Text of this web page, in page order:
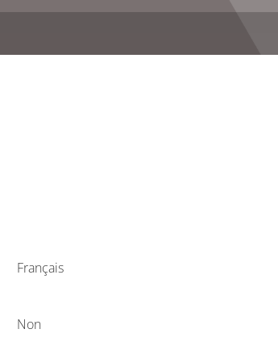
Français
Non